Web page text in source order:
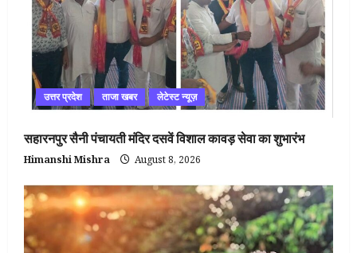
उत्तर प्रदेश ताजा खबर लेटेस्ट न्यूज़
सहारनपुर सैनी पंचायती मंदिर दसवें विशाल कावड़ सेवा का शुभारंभ
Himanshi Mishra August 8, 2026